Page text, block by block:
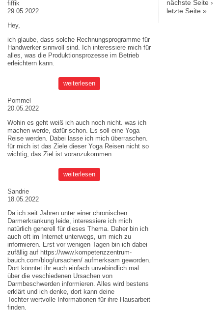
fiffik
29.05.2022
Hey,
ich glaube, dass solche Rechnungsprogramme für
Handwerker sinnvoll sind. Ich interessiere mich für
alles, was die Produktionsprozesse im Betrieb
erleichtern kann.
weiterlesen
Pommel
20.05.2022
Wohin es geht weiß ich auch noch nicht. was ich
machen werde, dafür schon. Es soll eine Yoga
Reise werden. Dabei lasse ich mich überraschen.
für mich ist das Ziele dieser Yoga Reisen nicht so
wichtig, das Ziel ist voranzukommen
weiterlesen
Sandrie
18.05.2022
Da ich seit Jahren unter einer chronischen
Darmerkrankung leide, interessiere ich mich
natürlich generell für dieses Thema. Daher bin ich
auch oft im Internet unterwegs, um mich zu
informieren. Erst vor wenigen Tagen bin ich dabei
zufällig auf https://www.kompetenzzentrum-
bauch.com/blog/ursachen/ aufmerksam geworden.
Dort könntet ihr euch einfach unvebindlich mal
über die veschiedenen Ursachen von
Darmbeschwerden informieren. Alles wird bestens
erklärt und ich denke, dort kann deine
Tochter wertvolle Informationen für ihre Hausarbeit
finden.
nächste Seite ›
letzte Seite »